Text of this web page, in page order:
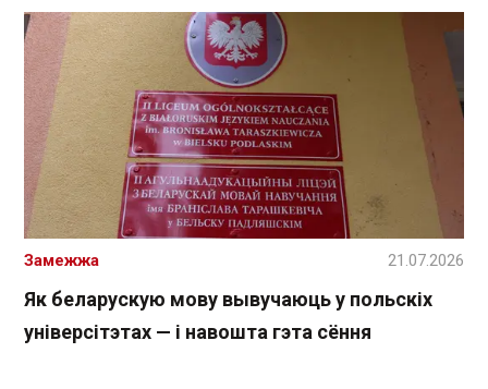
Як беларускую мову вывучаюць у польскіх
універсітэтах — і навошта гэта сёння
Замежжа 21.07.2026